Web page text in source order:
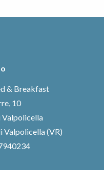
& Breakfast
10
Valpolicella
Valpolicella (VR)